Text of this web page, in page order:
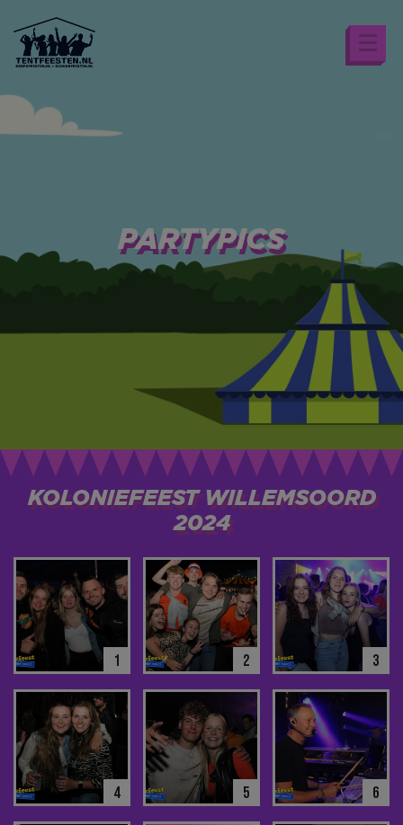
PARTYPICS
KOLONIEFEEST WILLEMSOORD
2024
1 2 3
4 5 6